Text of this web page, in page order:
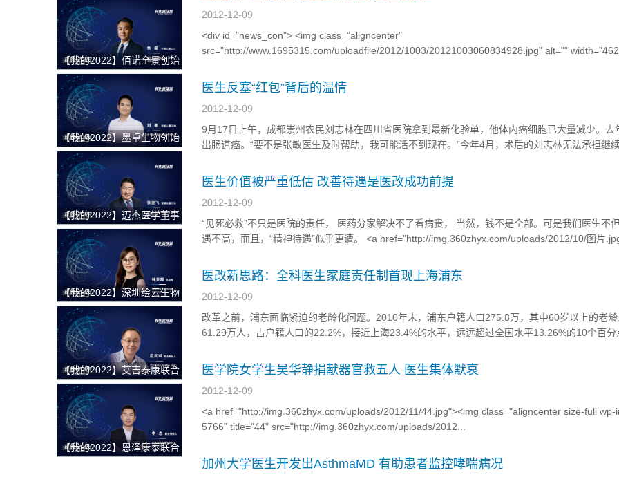
引擎特色优势，推进AI技术
在精准医疗领域的临床落地
【我的2022】佰诺全景创始
人焦磊：降低使用成本和难
度，推动全景病理技术在中
国的临床转化落地
【我的2022】墨卓生物创始
人兼COO刘寒：日日精进，
久久为功，把一个好的单细
胞中国解决方案带给客户
【我的2022】迈杰医学董事
长兼首席执行官张亚飞：数
智化赋能商业模式转型，为
客户提供更优质的伴随诊断
整体解决方案
【我的2022】深圳绘云生物
总经理林景超：专注慢病早
筛类临床质谱检测产品，从
临床痛点出发，为临床医学
检验解决更多难题
【我的2022】艾吉泰康联合
创始人屈武斌：对技术精雕
细琢，以客户应用场景为核
心，用特色服务提供基因捕
获整体解决方案
【我的2022】恩泽康泰联合
2012-12-09
<div id="news_con"> <img class="aligncenter"
src="http://www.1695315.com/uploadfile/2012/1003/20121003060834928.jpg" alt=""
医生反塞“红包”背后的温情
2012-12-09
9月17日上午，成都崇州农民刘志林在四川省医院拿到最新化验单，他体内癌细胞已大量减少。去
出肠道癌。“要不是张敏医生及时帮助，我可能活不到现在。”今年4月，术后的刘志林无法承担继
出院时，向张敏跪地致谢。<!--more--> 医生反塞患者“红包”、患者跪地致谢医生的感人场...
医生价值被严重低估 改善待遇是医改成功前提
2012-12-09
“见死必救”不只是医院的责任， 医药分家解决不了看病贵， 当然，钱不是全部。可是我们医生不
遇不高，而且，“精神待遇”似乎更遭。 <a href="http://img.360zhyx.com/uploads/2012/10/图片
医改新思路：全科医生家庭责任制首现上海浦东
2012-12-09
改革之前，浦东面临紧迫的老龄化问题。2010年末，浦东户籍人口275.8万，其中60岁以上的老龄
61.29万人，占户籍人口的22.2%，接近上海23.4%的水平，远远超过全国水平13.26%的10个百分
长。他的想法很明确，必须改革，否则别无出路。随后的2010年，在孙晓明的主导下，浦东的六个
医学院女学生吴华静捐献器官救五人 医生集体默哀
2012-12-09
<a href="http://img.360zhyx.com/uploads/2012/11/44.jpg"><img class="aligncenter size-full wp-
5766" title="44" src="http://img.360zhyx.com/uploads/2012...
加州大学医生开发出AsthmaMD 有助患者监控哮喘病况